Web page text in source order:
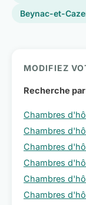
Beynac-et-
MODIFIEZ
Recherche
Chambres
Chambres
Chambres
Chambres
Chambres
Chambres